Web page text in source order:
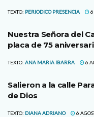
TEXTO: PERIODICO PRESENCIA 6
Nuestra Señora del
placa de 75
TEXTO: ANA MARIA IBARRA 6
Salieron a la calle
de Dios
TEXTO: DIANA ADRIANO 6